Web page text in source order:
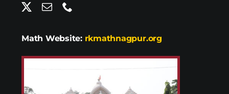
अन्य प्रवर्ग
Math Website: rkmathnagpur.org